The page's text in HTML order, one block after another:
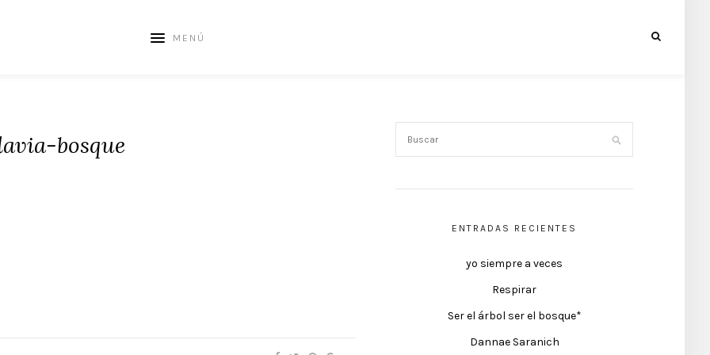
MENÚ
bosque
ENTRADAS RECIENTES
yo siempre a veces
Respirar
Ser el árbol ser el bosque*
Dannae Saranich